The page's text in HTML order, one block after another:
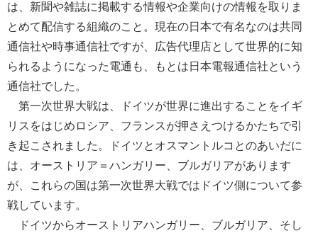
は、新聞や雑誌に掲載する情報や企業向けの情報を取りま
とめて配信する組織のこと。現在の日本で有名なのは共同
通信社や時事通信社ですが、広告代理店として世界的に知
られるようになった電通も、もとは日本電報通信社という
通信社でした。
第一次世界大戦は、ドイツが世界に進出することをイギ
リスをはじめロシア、フランスが押さえつけるかたちで引
き起こされました。ドイツとオスマントルコとのあいだに
は、オーストリア＝ハンガリー、ブルガリアがあります
が、これらの国は第一次世界大戦ではドイツ側について参
戦しています。
ドイツからオーストリアハンガリー、ブルガリア、そし